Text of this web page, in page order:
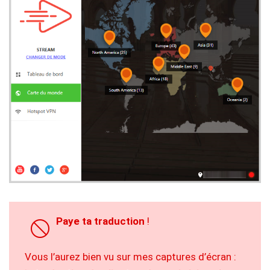
Paye ta traduction !
Vous l’aurez bien vu sur mes captures d’écran :